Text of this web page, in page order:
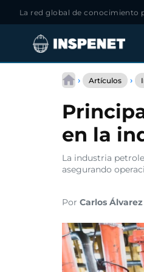
La red global de conocimiento
› Artículos ›
en la
La industria
asegurando
Por Carlos Álvarez